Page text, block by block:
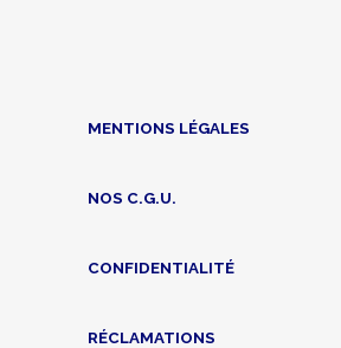
MENTIONS LÉGALES
NOS C.G.U.
CONFIDENTIALITÉ
RÉCLAMATIONS